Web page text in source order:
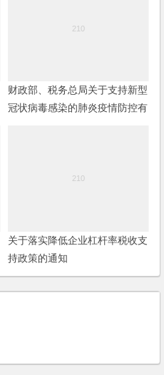
财政部、税务总局关于支持新型
冠状病毒感染的肺炎疫情防控有
关于落实降低企业杠杆率税收支
持政策的通知